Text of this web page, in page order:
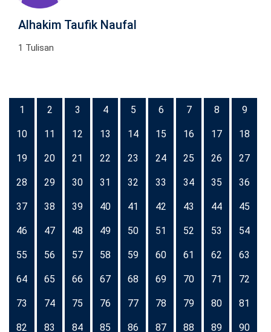
Alhakim Taufik Naufal
1 Tulisan
1 2 3 4 5 6 7 8 9
10 11 12 13 14 15 16 17 18
19 20 21 22 23 24 25 26 27
28 29 30 31 32 33 34 35 36
37 38 39 40 41 42 43 44 45
46 47 48 49 50 51 52 53 54
55 56 57 58 59 60 61 62 63
64 65 66 67 68 69 70 71 72
73 74 75 76 77 78 79 80 81
82 83 84 85 86 87 88 89 90